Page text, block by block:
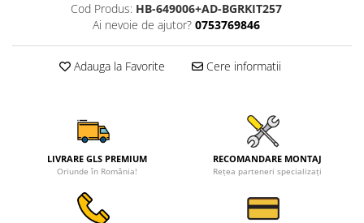
Cod Produs: HB-649006+AD-BGRKIT257
Ai nevoie de ajutor? 0753769846
Adauga la Favorite Cere informatii
LIVRARE GLS PREMIUM
Oriunde în România!
RECOMANDARE MONTAJ
Rețea parteneri specializați